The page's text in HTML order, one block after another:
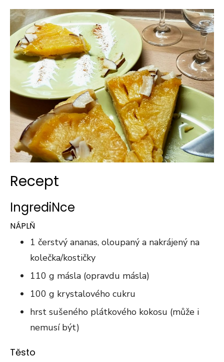
Recept
IngrediNce
NÁPLŇ
1 čerstvý ananas, oloupaný a nakrájený na
kolečka/kostičky
110 g másla (opravdu másla)
100 g krystalového cukru
hrst sušeného plátkového kokosu (může i
nemusí být)
Těsto